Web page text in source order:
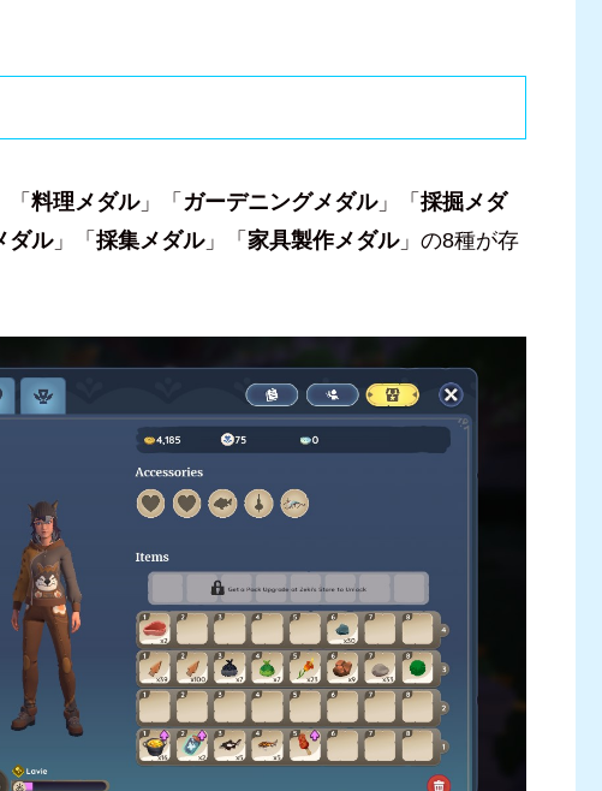
「 料理メダル」「 ガーデニングメダル」「 採掘メダ
ダル」「 採集メダル」「 家具製作メダル」の8種が存